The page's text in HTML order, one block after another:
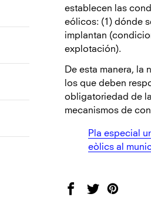
establecen las
eólicos: (1) dónde
implantan
explotación).
De esta manera, la
los que deben
obligatoriedad de
mecanismos de
Pla especial
eòlics al